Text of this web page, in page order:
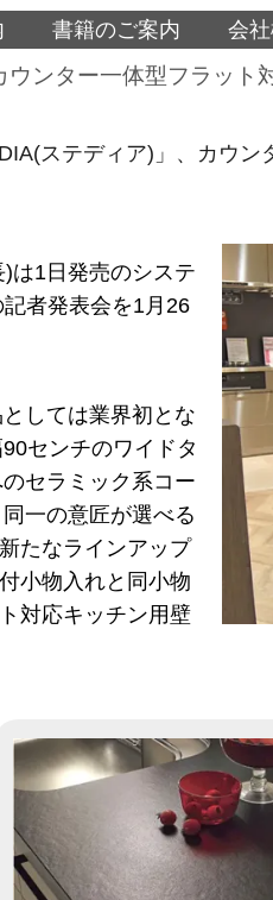
書籍のご案内 会
ンター一体型フラット
ステディア)」、カウ
は1日発売のシステ
者発表会を1月26
しては業界初とな
センチのワイドタ
セラミック系コー
一の意匠が選べる
たなラインアップ
小物入れと同小物
対応キッチン用壁